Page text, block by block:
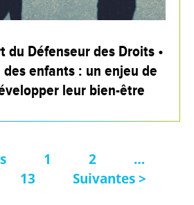
du Défenseur des Droits •
enfants : un enjeu de
leur bien-être
1 2
…
13 Suivantes >